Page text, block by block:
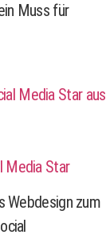
Muss für
Media Star
Webdesign zum